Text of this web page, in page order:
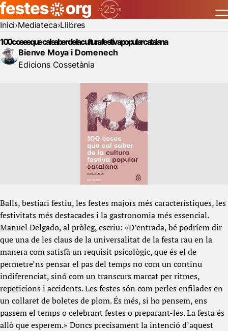
Inici Mediateca Llibres
100 coses que cal saber de la cultura festiva popular catalana
Bienve Moya i Domenech
Edicions Cossetània
Balls, bestiari festiu, les festes majors més característiques, les
festivitats més destacades i la gastronomia més essencial.
Manuel Delgado, al pròleg, escriu: «D’entrada, bé podríem dir
que una de les claus de la universalitat de la festa rau en la
manera com satisfà un requisit psicològic, que és el de
permetre’ns pensar el pas del temps no com un continu
indiferenciat, sinó com un transcurs marcat per ritmes,
repeticions i accidents. Les festes són com perles enfilades en
un collaret de boletes de plom. És més, si ho pensem, ens
passem el temps o celebrant festes o preparant-les. La festa és
allò que esperem.» Doncs precisament la intenció d’aquest